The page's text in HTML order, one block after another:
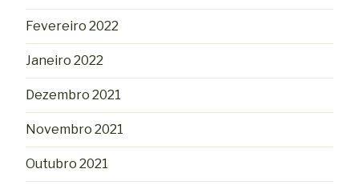
Fevereiro 2022
Janeiro 2022
Dezembro 2021
Novembro 2021
Outubro 2021